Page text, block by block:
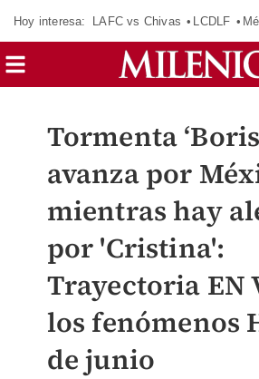
Hoy interesa: LAFC vs Chivas LCDLF
Tormenta
avanza por
mientras hay
por 'Cristina':
Trayectoria EN
los fenómenos
de junio